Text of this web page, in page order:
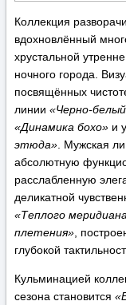
Коллекция
вдохновлённый
хрустальной
ночного города.
посвящённых
линии «Черно-
«Динамика бохо» и
этюда» . Мужская
абсолютную
расслабленную
деликатной
«Теплого
плетения» ,
глубокой
Кульминацией
сезона становится